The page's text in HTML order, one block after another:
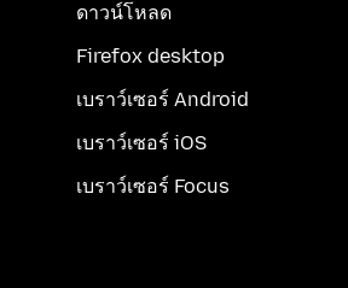
ดาวน์โหลด
Firefox desktop
เบราว์เซอร์ Android
เบราว์เซอร์ iOS
เบราว์เซอร์ Focus